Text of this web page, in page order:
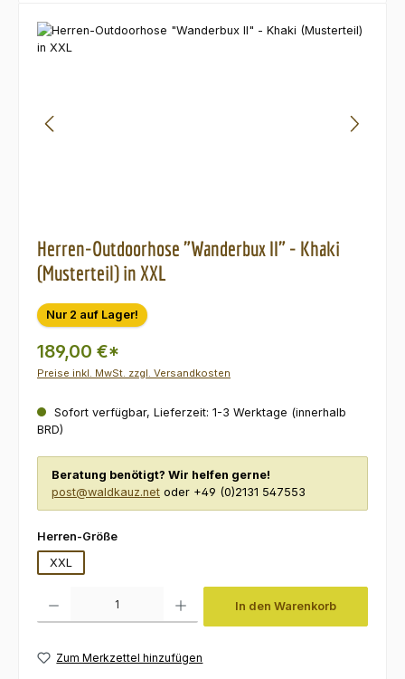
Bildergalerie überspringen
Herren-Outdoorhose "Wanderbux II" - Khaki
(Musterteil) in XXL
Nur 2 auf Lager!
189,00 €*
Preise inkl. MwSt. zzgl. Versandkosten
Sofort verfügbar, Lieferzeit: 1-3 Werktage (innerhalb
BRD)
Beratung benötigt? Wir helfen gerne!
post@waldkauz.net oder +49 (0)2131 547553
Herren-Größeauswählen
XXL
In den Warenkorb
Zum Merkzettel hinzufügen